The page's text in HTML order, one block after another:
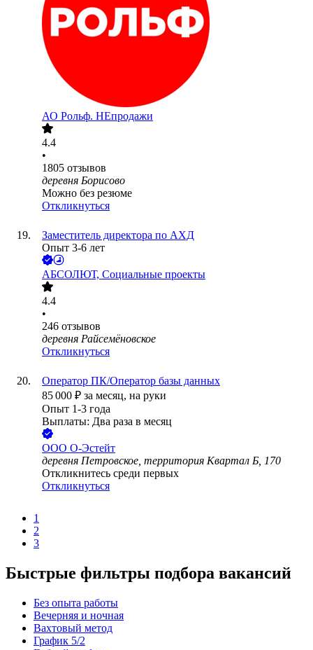
АО Рольф. НЕпродажи
4.4
•
1805 отзывов
деревня Борисово
Можно без резюме
Откликнуться
Заместитель директора по АХД
Опыт 3-6 лет
АБСОЛЮТ, Социальные проекты
4.4
•
246 отзывов
деревня Райсемёновское
Откликнуться
Оператор ПК/Оператор базы данных
85 000 ₽ за месяц, на руки
Опыт 1-3 года
Выплаты: Два раза в месяц
ООО О-Эстейт
деревня Петровское, территория Квартал Б, 170
Откликнитесь среди первых
Откликнуться
1
2
3
Быстрые фильтры подбора вакансий
Без опыта работы
Вечерняя и ночная
Вахтовый метод
График 5/2